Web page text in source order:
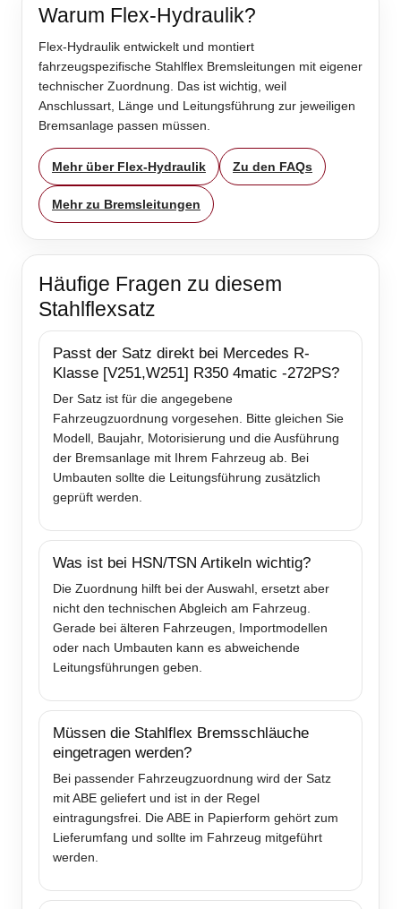
Warum Flex-Hydraulik?
Flex-Hydraulik entwickelt und montiert
fahrzeugspezifische Stahlflex Bremsleitungen mit eigener
technischer Zuordnung. Das ist wichtig, weil
Anschlussart, Länge und Leitungsführung zur jeweiligen
Bremsanlage passen müssen.
Mehr über Flex-Hydraulik Zu den FAQs
Mehr zu Bremsleitungen
Häufige Fragen zu diesem
Stahlflexsatz
Passt der Satz direkt bei Mercedes R-
Klasse [V251,W251] R350 4matic -272PS?
Der Satz ist für die angegebene
Fahrzeugzuordnung vorgesehen. Bitte gleichen Sie
Modell, Baujahr, Motorisierung und die Ausführung
der Bremsanlage mit Ihrem Fahrzeug ab. Bei
Umbauten sollte die Leitungsführung zusätzlich
geprüft werden.
Was ist bei HSN/TSN Artikeln wichtig?
Die Zuordnung hilft bei der Auswahl, ersetzt aber
nicht den technischen Abgleich am Fahrzeug.
Gerade bei älteren Fahrzeugen, Importmodellen
oder nach Umbauten kann es abweichende
Leitungsführungen geben.
Müssen die Stahlflex Bremsschläuche
eingetragen werden?
Bei passender Fahrzeugzuordnung wird der Satz
mit ABE geliefert und ist in der Regel
eintragungsfrei. Die ABE in Papierform gehört zum
Lieferumfang und sollte im Fahrzeug mitgeführt
werden.